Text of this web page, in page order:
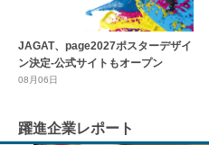
JAGAT、page2027ポスターデザイ
ン決定-公式サイトもオープン
08月06日
躍進企業レポート